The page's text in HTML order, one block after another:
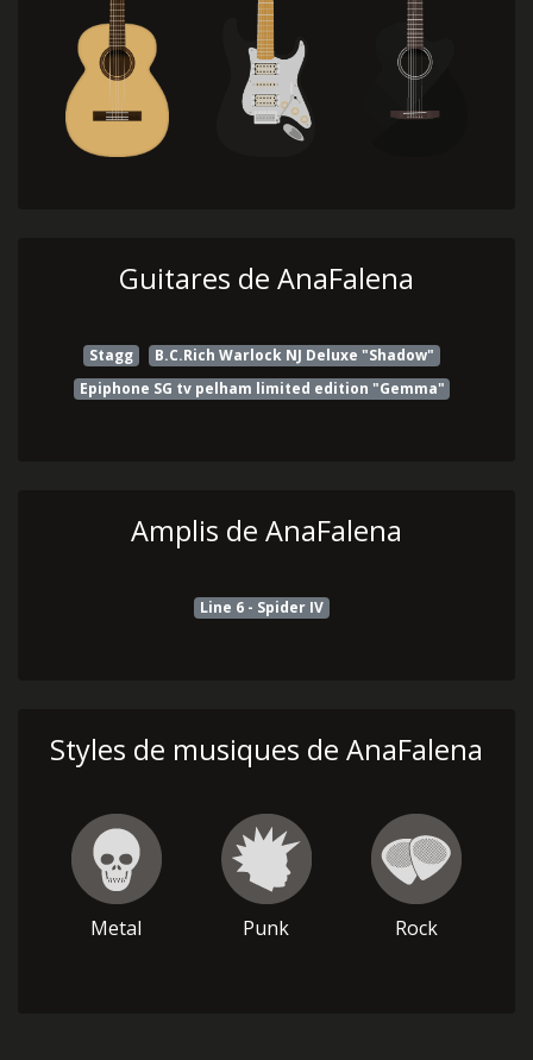
Guitares de AnaFalena
Stagg
B.C.Rich Warlock NJ Deluxe "Shadow"
Epiphone SG tv pelham limited edition "Gemma"
Amplis de AnaFalena
Line 6 - Spider IV
Styles de musiques de AnaFalena
Metal Punk Rock